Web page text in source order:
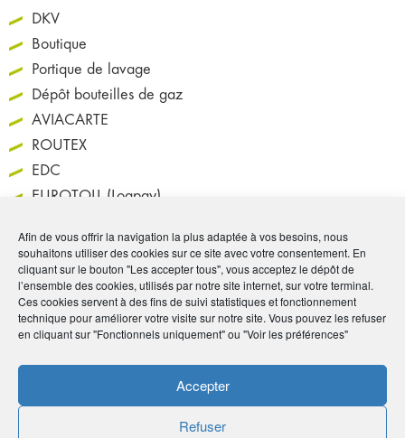
Afin de vous offrir la navigation la plus adaptée à vos besoins, nous
souhaitons utiliser des cookies sur ce site avec votre consentement. En
cliquant sur le bouton "Les accepter tous", vous acceptez le dépôt de
l’ensemble des cookies, utilisés par notre site internet, sur votre terminal.
Ces cookies servent à des fins de suivi statistiques et fonctionnement
technique pour améliorer votre visite sur notre site. Vous pouvez les refuser
en cliquant sur "Fonctionnels uniquement" ou "Voir les préférences"
Accepter
Refuser
DKV
Boutique
Portique de lavage
Dépôt bouteilles de gaz
AVIACARTE
ROUTEX
EDC
EUROTOLL (Logpay)
MORGAN FUELS
DIESEL 24
E100 –
Super Ethanol